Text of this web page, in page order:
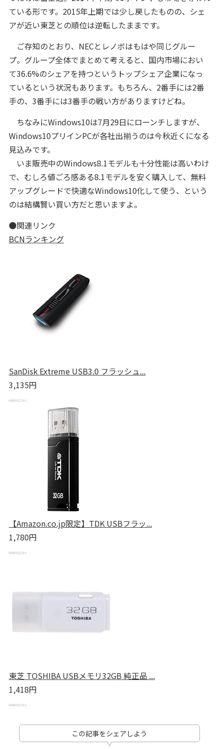
ている形です。2015年上期では少し戻したものの、シェ
アが近い東芝との順位は逆転したままです。
ご存知のとおり、NECとレノボはもはや同じグルー
プ。グループ全体でまとめて考えると、国内市場におい
て36.6%のシェアを持つというトップシェア企業になっ
ているという状況もあります。もちろん、2番手には2番
手の、3番手には3番手の戦い方がありますけどね。
ちなみにWindows10は7月29日にローンチしますが、
Windows10プリインPCが各社出揃うのは今秋近くになる
見込みです。
いま販売中のWindows8.1モデルも十分性能は高いわけ
で、むしろ値ごろ感ある8.1モデルを安く購入して、無料
アップグレードで快適なWindows10化して使う、という
のは結構賢い買い方だと思いますよ。
●関連リンク
BCNランキング
SanDisk Extreme USB3.0 フラッシュ...
3,135円
【Amazon.co.jp限定】TDK USBフラッ...
1,780円
東芝 TOSHIBA USBメモリ32GB 純正品 ...
1,418円
この記事をシェアしよう